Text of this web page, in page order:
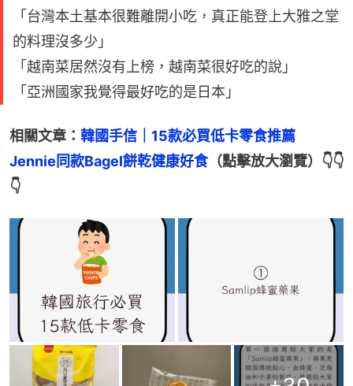
「台灣本土基本很難離開小吃，真正能登上大雅之堂
的料理沒多少」
「越南菜居然沒有上榜，越南菜很好吃的說」
「亞洲國家我覺得最好吃的是日本」
相關文章： 韓國手信｜15款必買低卡零食推薦
Jennie同款Bagel餅乾健康好食（點擊放大瀏覽）👇👇
👇